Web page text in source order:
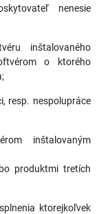
nenesie
inštalovaného
o ktorého
resp. nespolupráce
inštalovaným
produktmi tretích
ktorejkoľvek